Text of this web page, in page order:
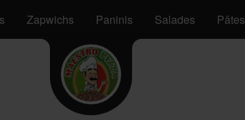
Zapwichs Paninis Salades Pâtes